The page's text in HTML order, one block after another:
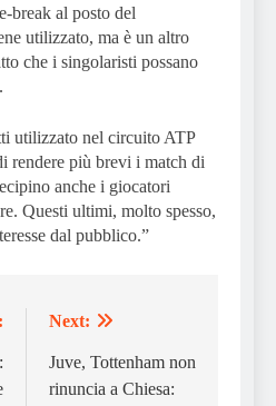
break al posto del
utilizzato, ma è un altro
che i singolaristi possano
utilizzato nel circuito ATP
rendere più brevi i match di
anche i giocatori
Questi ultimi, molto spesso,
dal pubblico.”
Next:
Juve, Tottenham non
rinuncia a Chiesa: